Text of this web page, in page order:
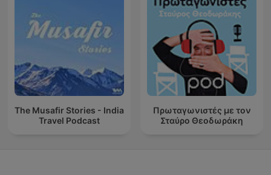
The Musafir Stories - India
Travel Podcast
Πρωταγωνιστές με τον
Σταύρο Θεοδωράκη